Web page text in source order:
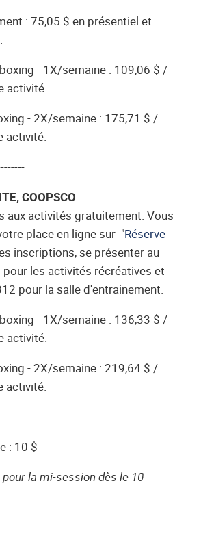
: 75,05 $ en présentiel et
- 1X/semaine : 109,06 $ /
activité.
- 2X/semaine : 175,71 $ /
activité.
COOPSCO
aux activités gratuitement. Vous
place en ligne sur "Réserve
inscriptions, se présenter au
les activités récréatives et
pour la salle d'entrainement.
- 1X/semaine : 136,33 $ /
activité.
- 2X/semaine : 219,64 $ /
activité.
: 10 $
pour la mi-session dès le 10